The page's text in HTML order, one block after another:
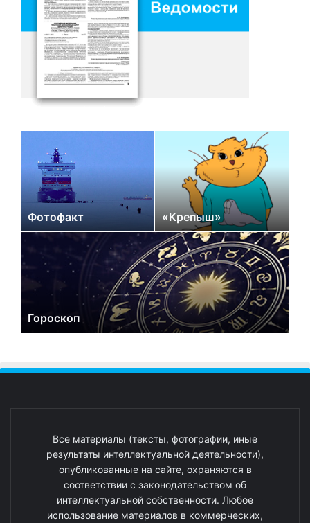
Фотофакт «Крепыш»
Гороскоп
Все материалы (тексты, фотографии, иные
результаты интеллектуальной деятельности),
опубликованные на сайте, охраняются в
соответствии с законодательством об
интеллектуальной собственности. Любое
использование материалов в коммерческих,